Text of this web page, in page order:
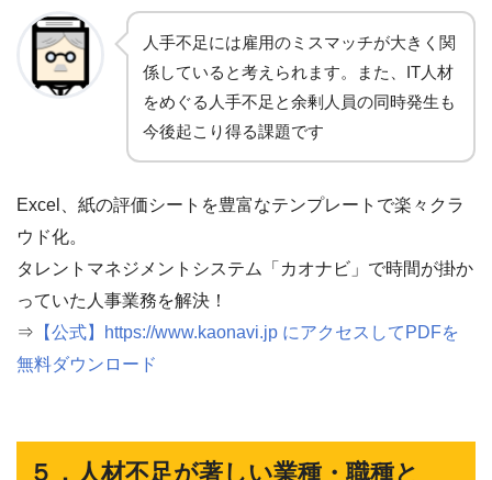
人手不足には雇用のミスマッチが大きく関
係していると考えられます。また、IT人材
をめぐる人手不足と余剰人員の同時発生も
今後起こり得る課題です
Excel、紙の評価シートを豊富なテンプレートで楽々クラ
ウド化。
タレントマネジメントシステム「カオナビ」で時間が掛か
っていた人事業務を解決！
⇒ 【公式】https://www.kaonavi.jp にアクセスしてPDFを
無料ダウンロード
５．人材不足が著しい業種・職種と